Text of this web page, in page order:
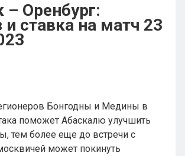
– Оренбург:
и ставка на матч 23
Бонгодны и Медины в
поможет Абаскалю улучшить
тем более еще до встречи с
может покинуть